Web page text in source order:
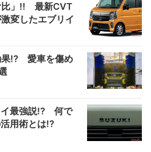
比」!! 最新CVT
変したエブリイ
果!? 愛車を傷め
イ最強説!? 何で
用術とは!?